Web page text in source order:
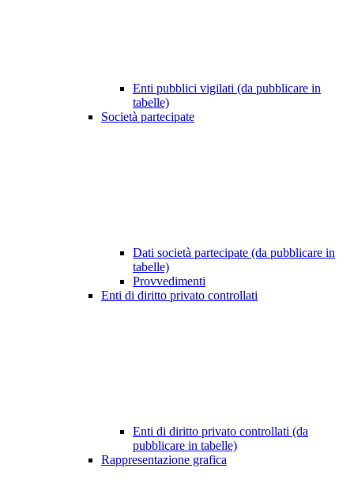
Enti pubblici vigilati (da pubblicare in
tabelle)
Società partecipate
Dati società partecipate (da pubblicare in
tabelle)
Provvedimenti
Enti di diritto privato controllati
Enti di diritto privato controllati (da
pubblicare in tabelle)
Rappresentazione grafica